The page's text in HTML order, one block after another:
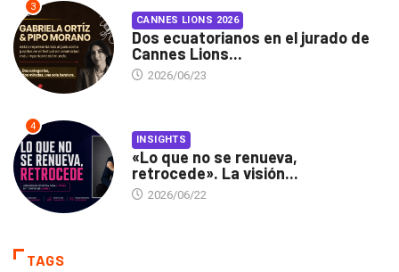
3
CANNES LIONS 2026
Dos ecuatorianos en el jurado de
Cannes Lions...
2026/06/23
4
INSIGHTS
«Lo que no se renueva,
retrocede». La visión...
2026/06/22
TAGS